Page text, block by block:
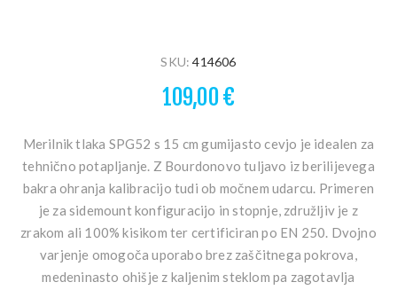
SKU: 414606
109,00 €
Merilnik tlaka SPG52 s 15 cm gumijasto cevjo je idealen za
tehnično potapljanje. Z Bourdonovo tuljavo iz berilijevega
bakra ohranja kalibracijo tudi ob močnem udarcu. Primeren
je za sidemount konfiguracijo in stopnje, združljiv je z
zrakom ali 100% kisikom ter certificiran po EN 250. Dvojno
varjenje omogoča uporabo brez zaščitnega pokrova,
medeninasto ohišje z kaljenim steklom pa zagotavlja